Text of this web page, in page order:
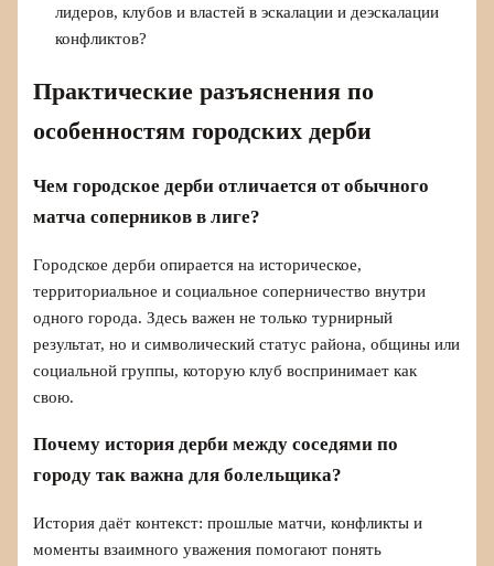
лидеров, клубов и властей в эскалации и деэскалации
конфликтов?
Практические разъяснения по
особенностям городских дерби
Чем городское дерби отличается от обычного
матча соперников в лиге?
Городское дерби опирается на историческое,
территориальное и социальное соперничество внутри
одного города. Здесь важен не только турнирный
результат, но и символический статус района, общины или
социальной группы, которую клуб воспринимает как
свою.
Почему история дерби между соседями по
городу так важна для болельщика?
История даёт контекст: прошлые матчи, конфликты и
моменты взаимного уважения помогают понять